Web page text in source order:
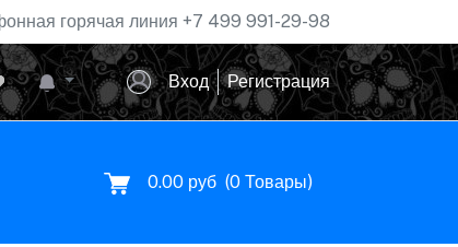
горячая линия +7 499 991-29-98
Вход Регистрация
0.00 руб (0 Товары)